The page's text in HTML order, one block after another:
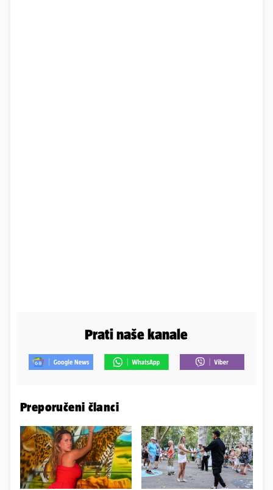
Prati naše kanale
Preporučeni članci